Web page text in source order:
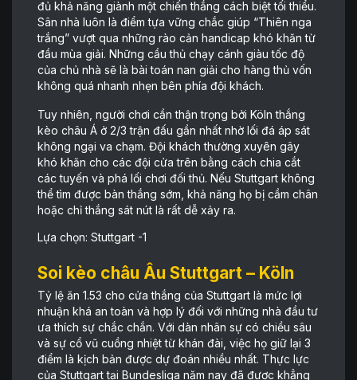
đủ khả năng giành một chiến thắng cách biệt tối thiểu.
Sân nhà luôn là điểm tựa vững chắc giúp “Thiên nga
trắng” vượt qua những rào cản handicap khó khăn từ
đầu mùa giải. Những cầu thủ chạy cánh giàu tốc độ
của chủ nhà sẽ là bài toán nan giải cho hàng thủ vốn
không quá nhanh nhẹn bên phía đội khách.
Tuy nhiên, người chơi cần thận trọng bởi Köln thắng
kèo châu Á ở 2/3 trận đấu gần nhất nhờ lối đá áp sát
không ngại va chạm. Đội khách thường xuyên gây
khó khăn cho các đội cửa trên bằng cách chia cắt
các tuyến và phá lối chơi đối thủ. Nếu Stuttgart không
thể tìm được bàn thắng sớm, khả năng họ bị cầm chân
hoặc chỉ thắng sát nút là rất dễ xảy ra.
Lựa chọn: Stuttgart -1
Soi kèo châu Âu Stuttgart – Köln
Tỷ lệ ăn 1.53 cho cửa thắng của Stuttgart là mức lợi
nhuận khá an toàn và hợp lý đối với những nhà đầu tư
ưa thích sự chắc chắn. Với dàn nhân sự có chiều sâu
và sự cổ vũ cuồng nhiệt từ khán đài, việc họ giữ lại 3
điểm là kịch bản được dự đoán nhiều nhất. Thực lực
của Stuttgart tại Bundesliga năm nay đã được khẳng